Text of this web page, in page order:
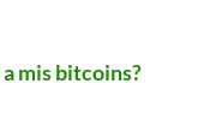
mis bitcoins?